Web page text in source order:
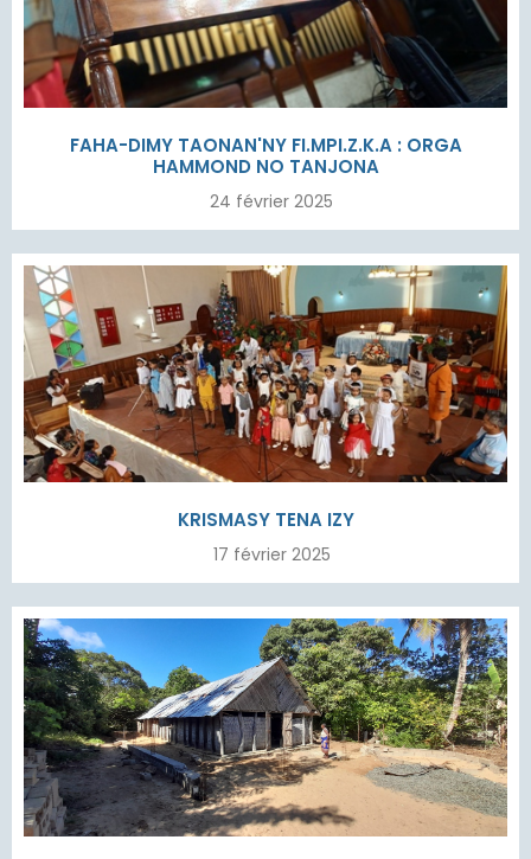
FAHA-DIMY TAONAN'NY FI.MPI.Z.K.A : ORGA
HAMMOND NO TANJONA
24 février 2025
KRISMASY TENA IZY
17 février 2025